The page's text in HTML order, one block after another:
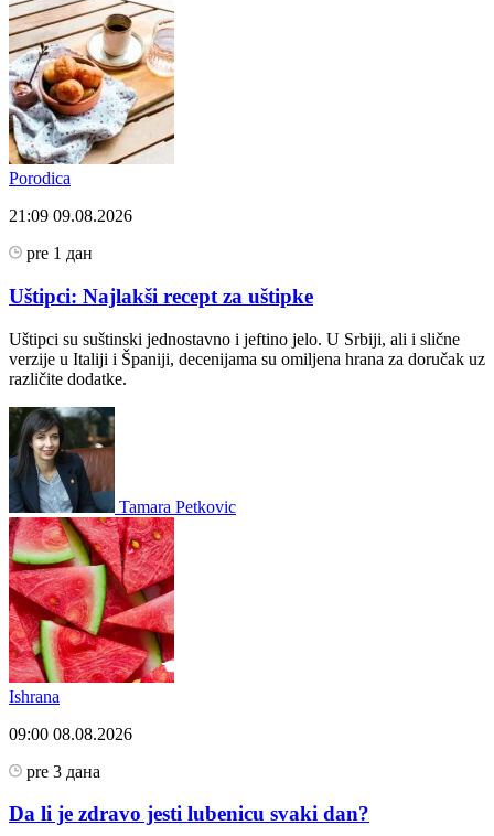
Porodica
21:09 09.08.2026
pre 1 дан
Uštipci: Najlakši recept za uštipke
Uštipci su suštinski jednostavno i jeftino jelo. U Srbiji, ali i slične
verzije u Italiji i Španiji, decenijama su omiljena hrana za doručak uz
različite dodatke.
Tamara Petkovic
Ishrana
09:00 08.08.2026
pre 3 дана
Da li je zdravo jesti lubenicu svaki dan?